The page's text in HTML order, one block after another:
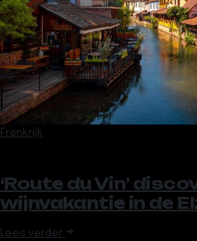
Frankrijk
‘Route du Vin’
wijnvakantie in de
Lees verder